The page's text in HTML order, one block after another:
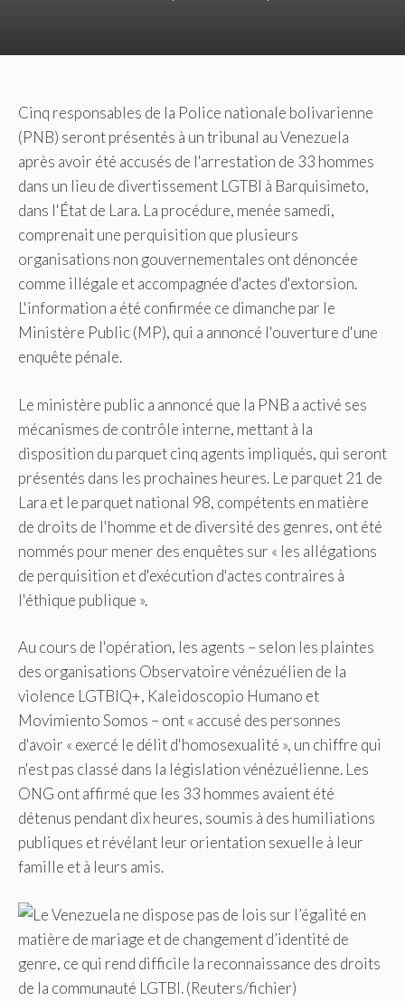
Cinq responsables de la Police nationale bolivarienne
(PNB) seront présentés à un tribunal au Venezuela
après avoir été accusés de l'arrestation de 33 hommes
dans un lieu de divertissement LGTBI à Barquisimeto,
dans l'État de Lara. La procédure, menée samedi,
comprenait une perquisition que plusieurs
organisations non gouvernementales ont dénoncée
comme illégale et accompagnée d'actes d'extorsion.
L'information a été confirmée ce dimanche par le
Ministère Public (MP), qui a annoncé l'ouverture d'une
enquête pénale.
Le ministère public a annoncé que la PNB a activé ses
mécanismes de contrôle interne, mettant à la
disposition du parquet cinq agents impliqués, qui seront
présentés dans les prochaines heures. Le parquet 21 de
Lara et le parquet national 98, compétents en matière
de droits de l'homme et de diversité des genres, ont été
nommés pour mener des enquêtes sur « les allégations
de perquisition et d'exécution d'actes contraires à
l'éthique publique ».
Au cours de l'opération, les agents – selon les plaintes
des organisations Observatoire vénézuélien de la
violence LGTBIQ+, Kaleidoscopio Humano et
Movimiento Somos – ont « accusé des personnes
d'avoir « exercé le délit d'homosexualité », un chiffre qui
n'est pas classé dans la législation vénézuélienne. Les
ONG ont affirmé que les 33 hommes avaient été
détenus pendant dix heures, soumis à des humiliations
publiques et révélant leur orientation sexuelle à leur
famille et à leurs amis.